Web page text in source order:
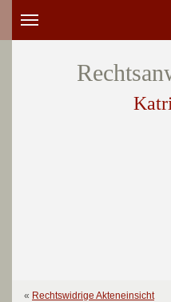
Toggle
« Rechtswidrige Akteneinsicht